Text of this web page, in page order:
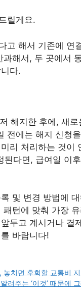
릴게요.
고 해서 기존에 연
해서, 두 곳에서
다.
해지한 후에, 새
전에는 해지 신청
리 처리하는 것이
다면, 급여일 이
및 변경 방법에
턴에 맞춰 가장
두고 계시거나 결
바랍니다!
치면 후회할 교통비
려주는 ‘이것’ 때문에